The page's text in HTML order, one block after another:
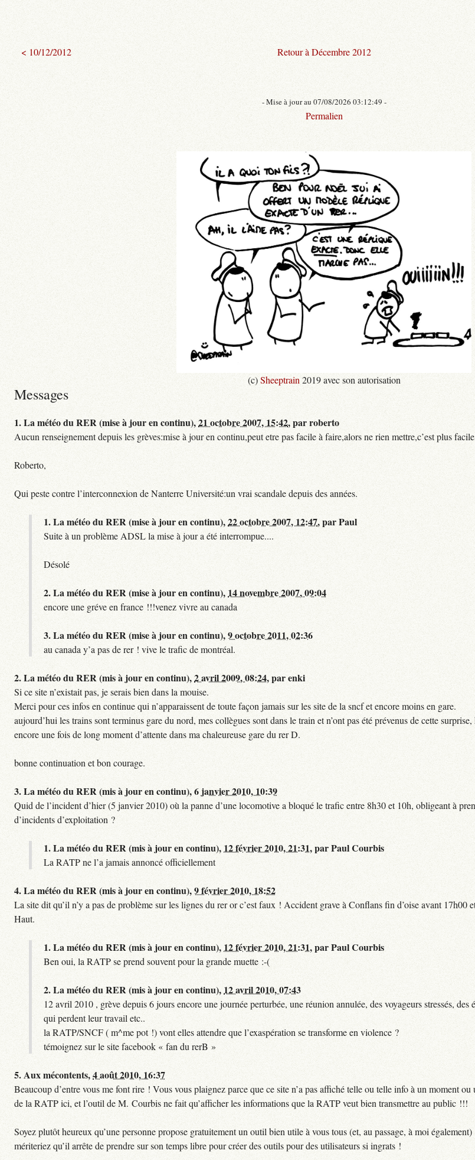
< 10/12/2012 Retour à Décembre 2012
- Mise à jour au 07/08/2026 03:12:49 -
Permalien
(c)Sheeptrain 2019 avec son autorisation
Messages
1.La météo du RER (mise à jour en continu),21 octobre 2007, 15:42,parroberto
Aucun renseignement depuis les grèves:mise à jour en continu,peut etre pas facile à faire,alors ne rien mettre,c’est plus
Roberto,
Qui peste contre l’interconnexion de Nanterre Université:un vrai scandale depuis des années.
1.La météo du RER (mise à jour en continu),22 octobre 2007, 12:47,parPaul
Suite à un problème ADSL la mise à jour a été interrompue....
Désolé
2.La météo du RER (mise à jour en continu), 14 novembre 2007, 09:04
encore une gréve en france !!!venez vivre au canada
3.La météo du RER (mise à jour en continu),9 octobre 2011, 02:36
au canada y’a pas de rer ! vive le trafic de montréal.
2.La météo du RER (mis à jour en continu),2 avril 2009, 08:24,parenki
Si ce site n’existait pas, je serais bien dans la mouise.
Merci pour ces infos en continue qui n’apparaissent de toute façon jamais sur les site de la sncf et encore moins en gare.
aujourd’hui les trains sont terminus gare du nord, mes collègues sont dans le train et n’ont pas été prévenus de cette
encore une fois de long moment d’attente dans ma chaleureuse gare du rer D.
bonne continuation et bon courage.
3.La météo du RER (mis à jour en continu),6 janvier 2010, 10:39
Quid de l’incident d’hier (5 janvier 2010) où la panne d’une locomotive a bloqué le trafic entre 8h30 et 10h, obligeant à
d’incidents d’exploitation ?
1.La météo du RER (mis à jour en continu), 12 février 2010, 21:31,parPaul Courbis
La RATP ne l’a jamais annoncé officiellement
4.La météo du RER (mis à jour en continu),9 février 2010, 18:52
La site dit qu’il n’y a pas de problème sur les lignes du rer or c’est faux ! Accident grave à Conflans fin d’oise avant
Haut.
1.La météo du RER (mis à jour en continu), 12 février 2010, 21:31,parPaul Courbis
Ben oui, la RATP se prend souvent pour la grande muette :-(
2.La météo du RER (mis à jour en continu), 12 avril 2010, 07:43
12 avril 2010 , grève depuis 6 jours encore une journée perturbée, une réunion annulée, des voyageurs stressés, des
qui perdent leur travail etc..
la RATP/SNCF ( m^me pot !) vont elles attendre que l’exaspération se transforme en violence ?
témoignez sur le site facebook « fan du rerB »
5.Aux mécontents,4 août 2010, 16:37
Beaucoup d’entre vous me font rire ! Vous vous plaignez parce que ce site n’a pas affiché telle ou telle info à un moment
de la RATP ici, et l’outil de M. Courbis ne fait qu’afficher les informations que la RATP veut bien transmettre au public !!!
Soyez plutôt heureux qu’une personne propose gratuitement un outil bien utile à vous tous (et, au passage, à moi
mériteriez qu’il arrête de prendre sur son temps libre pour créer des outils pour des utilisateurs si ingrats !